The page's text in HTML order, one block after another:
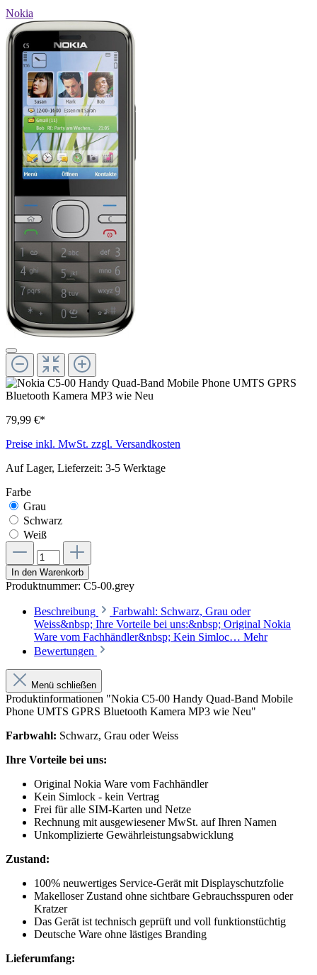
Nokia
79,99 €*
Preise inkl. MwSt. zzgl. Versandkosten
Auf Lager, Lieferzeit: 3-5 Werktage
Farbe
Grau
Schwarz
Weiß
In den Warenkorb
Produktnummer: C5-00.grey
Beschreibung
Farbwahl: Schwarz, Grau oder
Weiss&nbsp; Ihre Vorteile bei uns:&nbsp; Original Nokia
Ware vom Fachhändler&nbsp; Kein Simloc… Mehr
Bewertungen
Menü schließen
Produktinformationen "Nokia C5-00 Handy Quad-Band Mobile
Phone UMTS GPRS Bluetooth Kamera MP3 wie Neu"
Farbwahl: Schwarz, Grau oder Weiss
Ihre Vorteile bei uns:
Original Nokia Ware vom Fachhändler
Kein Simlock - kein Vertrag
Frei für alle SIM-Karten und Netze
Rechnung mit ausgewiesener MwSt. auf Ihren Namen
Unkomplizierte Gewährleistungsabwicklung
Zustand:
100% neuwertiges Service-Gerät mit Displayschutzfolie
Makelloser Zustand ohne sichtbare Gebrauchsspuren oder
Kratzer
Das Gerät ist technisch geprüft und voll funktionstüchtig
Deutsche Ware ohne lästiges Branding
Lieferumfang: